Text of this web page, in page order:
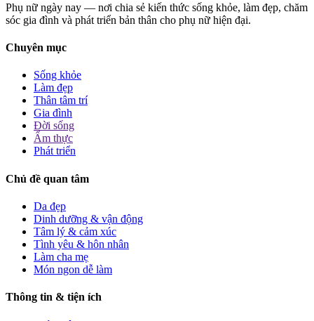
Phụ nữ ngày nay — nơi chia sẻ kiến thức sống khỏe, làm đẹp, chăm
sóc gia đình và phát triển bản thân cho phụ nữ hiện đại.
Chuyên mục
Sống khỏe
Làm đẹp
Thân tâm trí
Gia đình
Đời sống
Ẩm thực
Phát triển
Chủ đề quan tâm
Da đẹp
Dinh dưỡng & vận động
Tâm lý & cảm xúc
Tình yêu & hôn nhân
Làm cha mẹ
Món ngon dễ làm
Thông tin & tiện ích